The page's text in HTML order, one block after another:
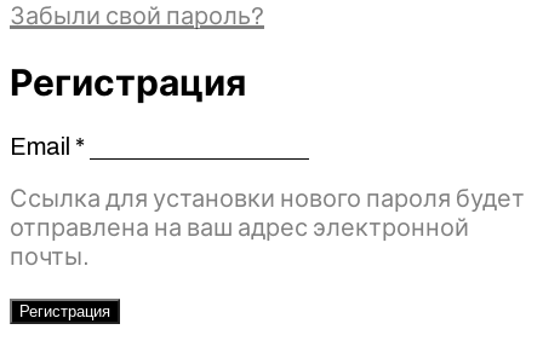
Забыли свой пароль?
Регистрация
Email *Обязательно
Ссылка для установки нового пароля будет
отправлена ​​на ваш адрес электронной
почты.
Регистрация